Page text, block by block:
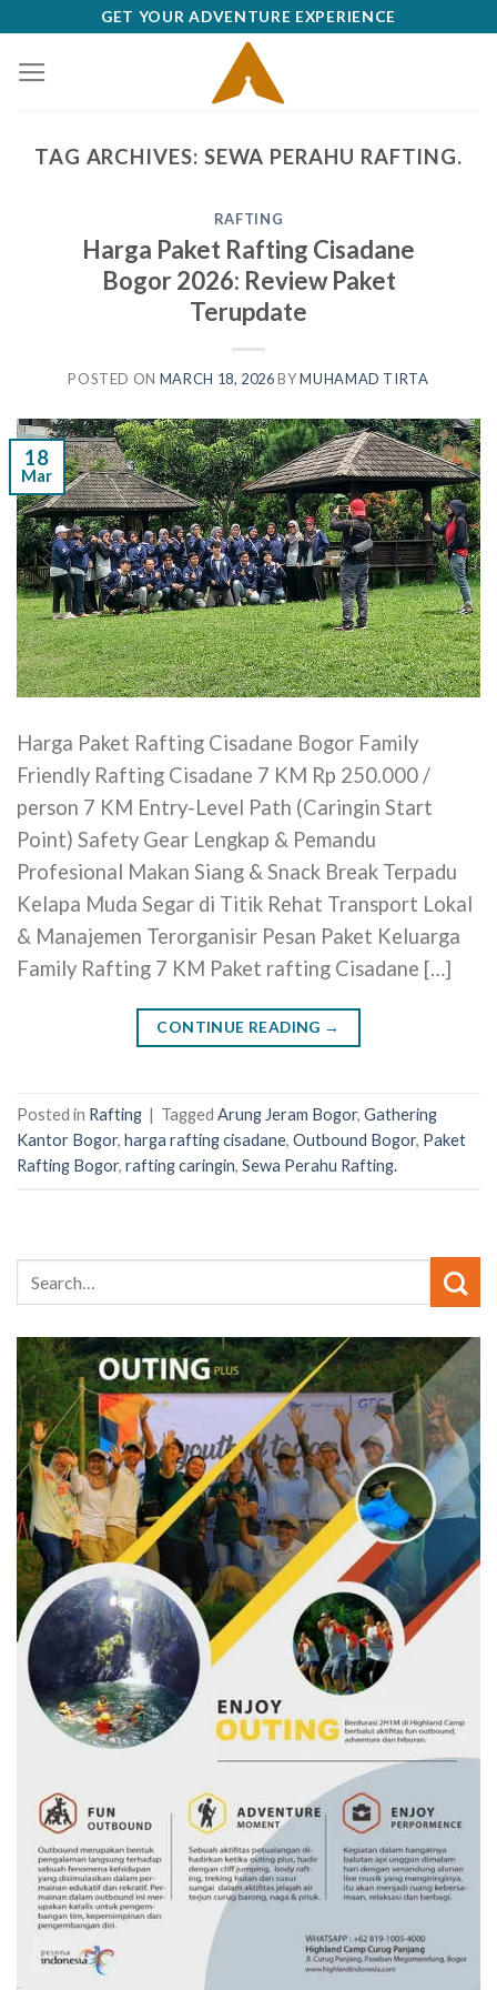
content
GET YOUR ADVENTURE EXPERIENCE
TAG ARCHIVES: SEWA PERAHU RAFTING.
RAFTING
Harga Paket Rafting Cisadane
Bogor 2026: Review Paket
Terupdate
POSTED ON MARCH 18, 2026 BYMUHAMAD TIRTA
18
Mar
Harga Paket Rafting Cisadane Bogor Family
Friendly Rafting Cisadane 7 KM Rp 250.000 /
person 7 KM Entry-Level Path (Caringin Start
Point) Safety Gear Lengkap & Pemandu
Profesional Makan Siang & Snack Break Terpadu
Kelapa Muda Segar di Titik Rehat Transport Lokal
& Manajemen Terorganisir Pesan Paket Keluarga
Family Rafting 7 KM Paket rafting Cisadane […]
CONTINUE READING →
Posted in Rafting | Tagged Arung Jeram Bogor, Gathering
Kantor Bogor, harga rafting cisadane, Outbound Bogor, Paket
Rafting Bogor, rafting caringin, Sewa Perahu Rafting.